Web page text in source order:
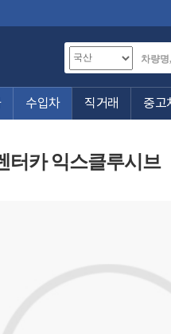
수입차 직거래 중고
터카 익스클루시브